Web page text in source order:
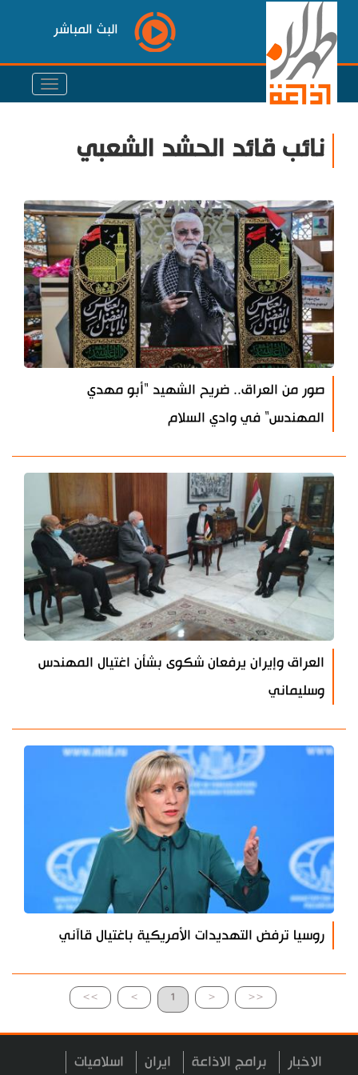
البث المباشر
نائب قائد الحشد الشعبي
صور من العراق.. ضريح الشهيد "أبو مهدي
المهندس" في وادي السلام
العراق وإيران يرفعان شكوى بشأن اغتيال المهندس
وسليماني
روسيا ترفض التهديدات الأمريكية باغتيال قاآني
>> > 1 < <<
الاخبار برامج الاذاعة ايران اسلاميات